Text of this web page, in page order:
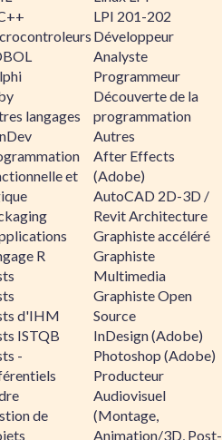
langages
et
R
d'IHM
ISTQB
-
de
LPI 201-202
Développeur
Analyste
Programmeur
Découverte de la
programmation
Autres
After Effects
(Adobe)
AutoCAD 2D-3D /
Revit Architecture
Graphiste accéléré
Graphiste
Multimedia
Graphiste Open
Source
InDesign (Adobe)
Photoshop (Adobe)
Producteur
Audiovisuel
(Montage,
Animation/3D, Post-